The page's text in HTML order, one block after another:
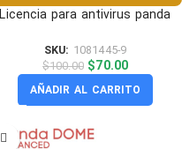
Licencia para antivirus panda
SKU: 1081445-9
$100.00 $70.00
AÑADIR AL CARRITO